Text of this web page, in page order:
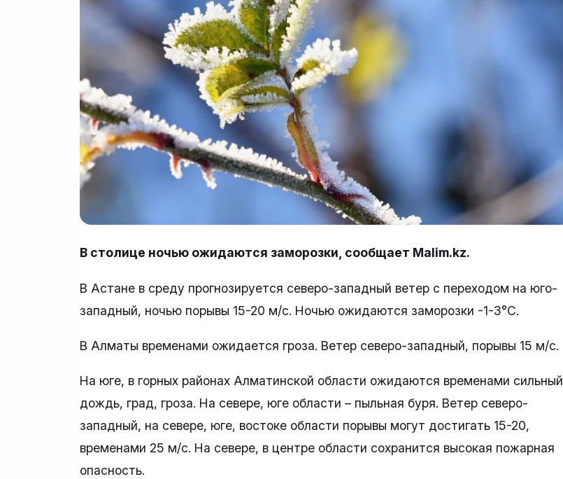
В столице ночью ожидаются заморозки, сообщает Malim.kz.
В Астане в среду прогнозируется северо-западный ветер с переходом на юго-
западный, ночью порывы 15-20 м/с. Ночью ожидаются заморозки -1-3°C.
В Алматы временами ожидается гроза. Ветер северо-западный, порывы 15 м/с.
На юге, в горных районах Алматинской области ожидаются временами сильный
дождь, град, гроза. На севере, юге области – пыльная буря. Ветер северо-
западный, на севере, юге, востоке области порывы могут достигать 15-20,
временами 25 м/с. На севере, в центре области сохранится высокая пожарная
опасность.